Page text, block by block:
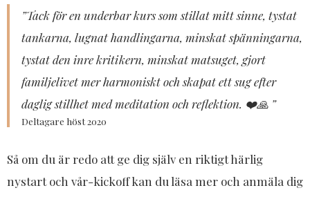
​”Tack för en underbar kurs som stillat mitt sinne, tystat
tankarna, lugnat handlingarna, minskat spänningarna,
tystat den inre kritikern, minskat matsuget, gjort
familjelivet mer harmoniskt och skapat ett sug efter
daglig stillhet med meditation och reflektion. ❤️🙏 ”
Deltagare höst 2020
​Så om du är redo att ge dig själv en riktigt härlig
nystart och vår-kickoff kan du läsa mer och anmäla dig